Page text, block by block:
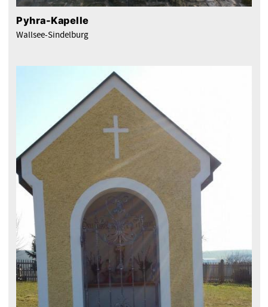
Pyhra-Kapelle
Wallsee-Sindelburg